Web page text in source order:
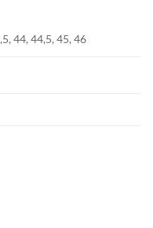
44, 44,5, 45, 46